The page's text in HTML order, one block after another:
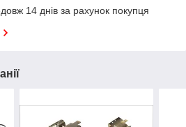
14 днів за рахунок покупця